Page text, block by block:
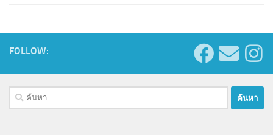
FOLLOW:
ค้นหา
สำหรับ: